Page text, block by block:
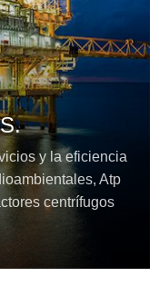
y la eficiencia
Atp
centrífugos